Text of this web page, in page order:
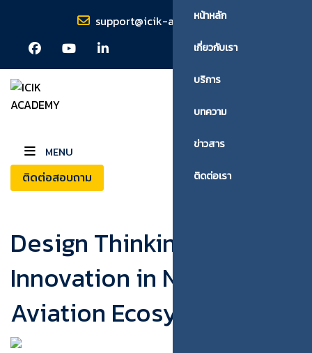
support@icik-academy.com
MENU
หน้าหลัก
เกี่ยวกับเรา
บริการ
บทความ
ข่าวสาร
ติดต่อเรา
ติดต่อสอบถาม
Design Thinking & AI for
Innovation in Next-Gen
Aviation Ecosystem